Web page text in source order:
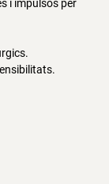
i impulsos per